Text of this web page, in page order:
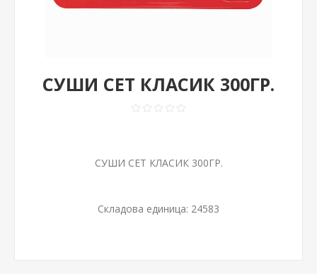
СУШИ СЕТ КЛАСИК 300ГР.
СУШИ СЕТ КЛАСИК 300ГР.
Складова единица: 24583